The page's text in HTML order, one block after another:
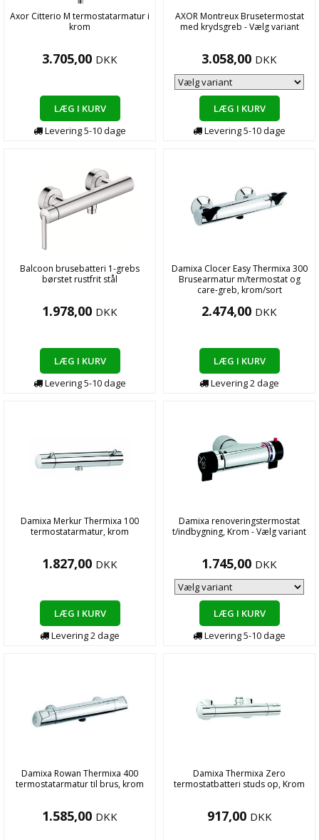
Axor Citterio M termostatarmatur i
krom
3.705,00 DKK
LÆG I KURV
Levering5-10dage
AXOR Montreux Brusetermostat
med krydsgreb - Vælg variant
3.058,00 DKK
LÆG I KURV
Levering5-10dage
Balcoon brusebatteri 1-grebs
børstet rustfrit stål
1.978,00 DKK
LÆG I KURV
Levering5-10dage
Damixa Clocer Easy Thermixa 300
Brusearmatur m/termostat og
care-greb, krom/sort
2.474,00 DKK
LÆG I KURV
Levering2dage
Damixa Merkur Thermixa 100
termostatarmatur, krom
1.827,00 DKK
LÆG I KURV
Levering2dage
Damixa renoveringstermostat
t/indbygning, Krom - Vælg variant
1.745,00 DKK
LÆG I KURV
Levering5-10dage
Damixa Rowan Thermixa 400
termostatarmatur til brus, krom
1.585,00 DKK
Damixa Thermixa Zero
termostatbatteri studs op, Krom
917,00 DKK